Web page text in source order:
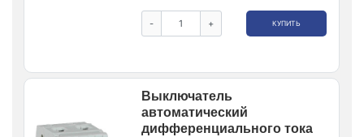
- + КУПИТЬ
Выключатель
автоматический
дифференциального тока